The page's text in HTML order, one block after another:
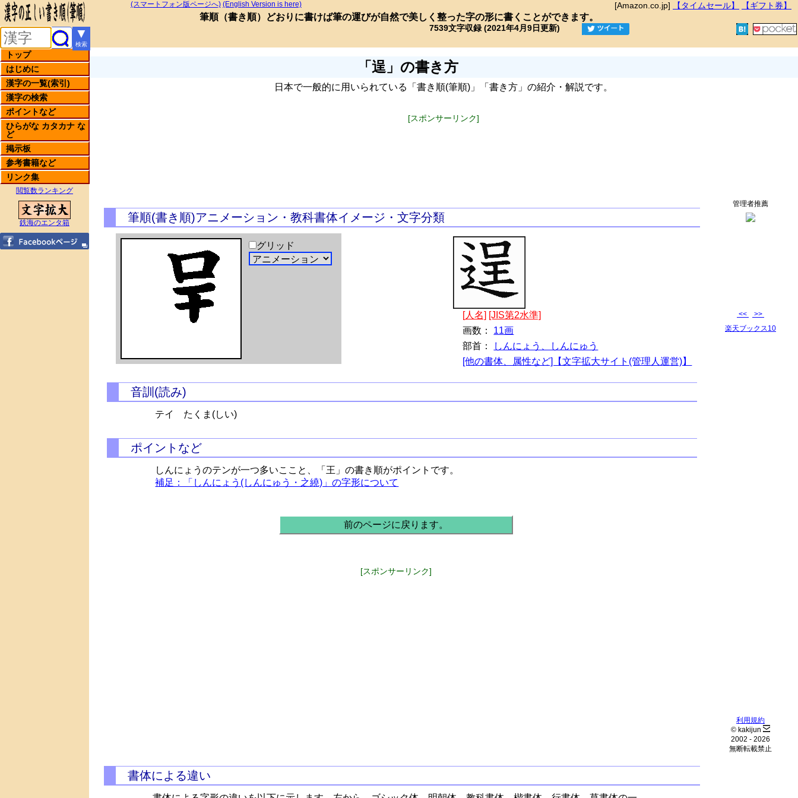
[Amazon.co.jp] 【タイムセール】 【ギフト券】
(スマートフォン版ページへ) (English Version is here)
筆順（書き順）どおりに書けば筆の運びが自然で美しく整った字の形に書くことができます。
7539文字収録 (2021年4月9日更新)
▼
検索
トップ
はじめに
漢字の一覧(索引)
漢字の検索
ポイントなど
ひらがな カタカナ な
ど
掲示板
参考書籍など
リンク集
閲覧数ランキング
鉄海のエンタ箱
「逞」の書き方
日本で一般的に用いられている「書き順(筆順)」「書き方」の紹介・解説です。
[スポンサーリンク]
筆順(書き順)アニメーション・教科書体イメージ・文字分類
グリッド
[人名] [JIS第2水準]
画数： 11画
部首：
しんにょう、しんにゅう
[他の書体、属性など]【文字拡大サイト(管理人運営)】
音訓(読み)
テイ たくま(しい)
ポイントなど
しんにょうのテンが一つ多いここと、「王」の書き順がポイントです。
補足：「しんにょう(しんにゅう・之繞)」の字形について
前のページに戻ります。
[スポンサーリンク]
書体による違い
管理者推薦
<<
>>
楽天ブックス10
利用規約
© kakijun
2002 - 2026
無断転載禁止